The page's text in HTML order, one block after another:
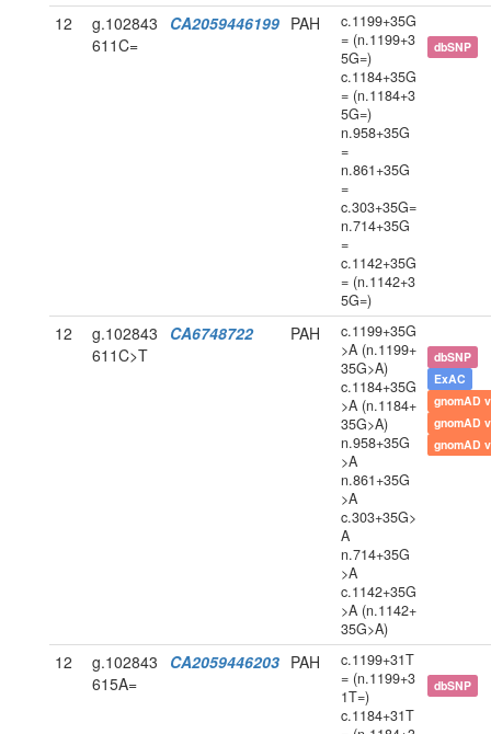
12
g.102843
611C=
CA2059446199 PAH
c.1199+35G
= (n.1199+3
5G=)
c.1184+35G
= (n.1184+3
5G=)
n.958+35G
=
n.861+35G
=
c.303+35G=
n.714+35G
=
c.1142+35G
= (n.1142+3
5G=)
dbSNP
12
g.102843
611C>T
CA6748722 PAH
c.1199+35G
>A (n.1199+
35G>A)
c.1184+35G
>A (n.1184+
35G>A)
n.958+35G
>A
n.861+35G
>A
c.303+35G>
A
n.714+35G
>A
c.1142+35G
>A (n.1142+
35G>A)
dbSNP
ExAC
gnomAD
gnomAD
gnomAD
12
g.102843
615A=
CA2059446203 PAH
c.1199+31T
= (n.1199+3
1T=)
c.1184+31T
dbSNP